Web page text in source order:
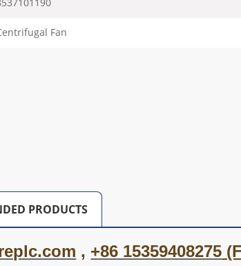
Fan
PRODUCTS
, +86 15359408275